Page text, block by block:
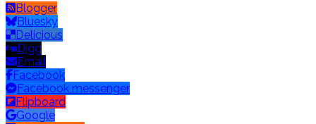
Blogger
Bluesky
Delicious
Digg
Email
Facebook
Facebook messenger
Flipboard
Google